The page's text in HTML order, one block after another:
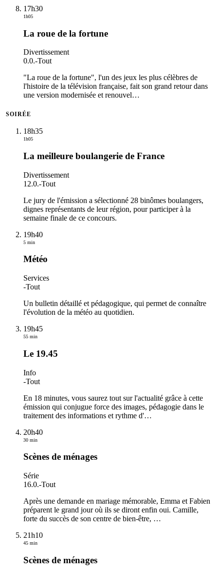
17h30
1h05
La roue de la fortune
Divertissement
0.0.-Tout
"La roue de la fortune", l'un des jeux les plus célèbres de
l'histoire de la télévision française, fait son grand retour dans
une version modernisée et renouvel…
SOIRÉE
18h35
1h05
La meilleure boulangerie de France
Divertissement
12.0.-Tout
Le jury de l'émission a sélectionné 28 binômes boulangers,
dignes représentants de leur région, pour participer à la
semaine finale de ce concours.
19h40
5 min
Météo
Services
-Tout
Un bulletin détaillé et pédagogique, qui permet de connaître
l'évolution de la météo au quotidien.
19h45
55 min
Le 19.45
Info
-Tout
En 18 minutes, vous saurez tout sur l'actualité grâce à cette
émission qui conjugue force des images, pédagogie dans le
traitement des informations et rythme d'…
20h40
30 min
Scènes de ménages
Série
16.0.-Tout
Après une demande en mariage mémorable, Emma et Fabien
préparent le grand jour où ils se diront enfin oui. Camille,
forte du succès de son centre de bien-être, …
21h10
45 min
Scènes de ménages